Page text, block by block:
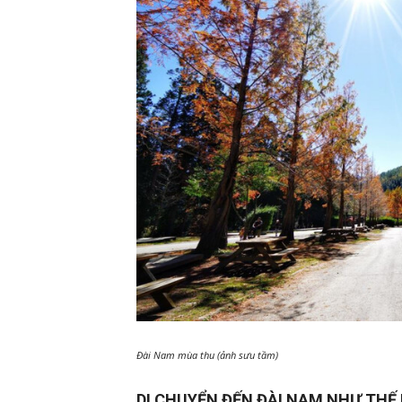
Đài Nam mùa thu (ảnh sưu tầm)